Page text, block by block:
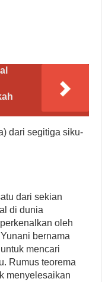
dari segitiga siku-
dari sekian
di dunia
oleh
bernama
mencari
Rumus teorema
menyelesaikan